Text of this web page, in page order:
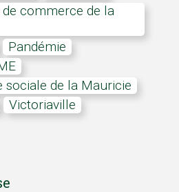
pandémie
sociale de la Mauricie
Victoriaville